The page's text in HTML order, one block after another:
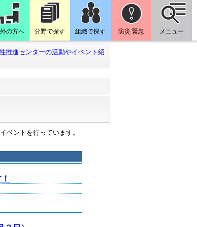
の方へ 分野で探す 組織で探す 防災 緊急 メニュー
推進センターの活動やイベント紹
ベントを行っています。